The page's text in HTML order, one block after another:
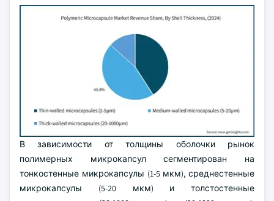
В зависимости от толщины оболочки рынок
полимерных микрокапсул сегментирован на
тонкостенные микрокапсулы (1-5 мкм), среднестенные
микрокапсулы (5-20 мкм) и толстостенные